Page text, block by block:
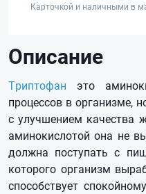
Карточкой и наличными в
Описание
Триптофан это
процессов в организме,
с улучшением качества
аминокислотой она не
должна поступать с
которого организм
способствует